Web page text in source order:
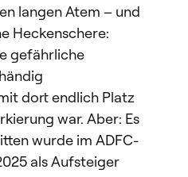
langen Atem – und
Heckenschere:
gefährliche
dort endlich Platz
war. Aber: Es
wurde im ADFC-
als Aufsteiger